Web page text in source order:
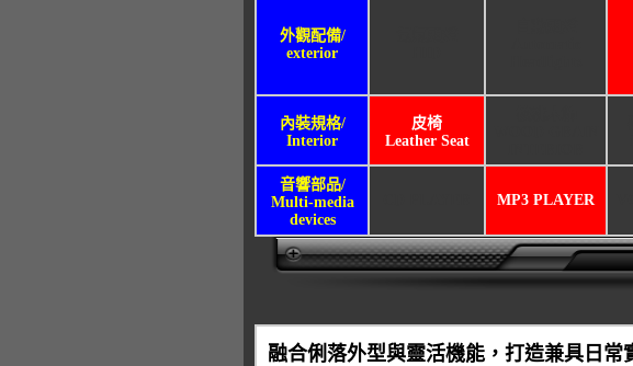
外觀配備/
exterior
內裝規格/
Interior
皮椅
Leather Seat
音響部品/
Multi-media
devices
MP3 PLAYER
融合俐落外型與靈活機能，打造兼具日